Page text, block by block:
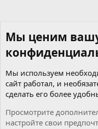
Мы ценим
Мы используем
сайт работал, и
сделать его более
Просмотрите
настройте свои